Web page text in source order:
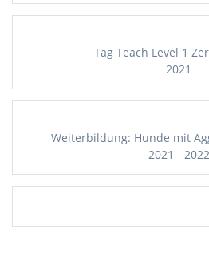
Tag Teach Level 1
2021
Weiterbildung: Hunde mit
2021 - 2022